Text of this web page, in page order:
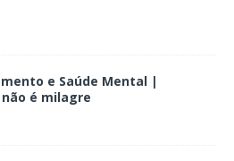
e Saúde Mental |
é milagre